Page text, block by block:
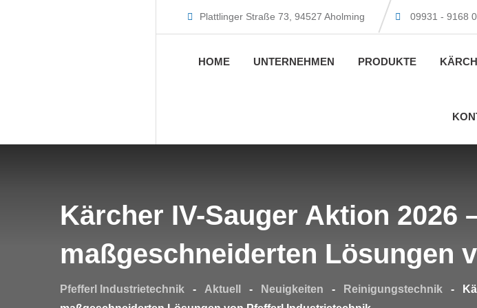
Plattlinger Straße 73, 94527 Aholming 09931 - 9168 0
HOME UNTERNEHMEN PRODUKTE
Kärcher IV-Sauger Aktion
maßgeschneiderten Lösungen
Pfefferl Industrietechnik - Aktuell - Neuigkeiten - Reinigungstechnik -